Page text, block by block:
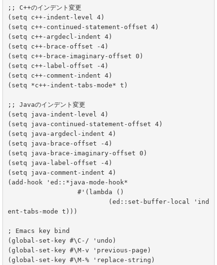
;; C++のインデント変更
(setq c++-indent-level 4)
(setq c++-continued-statement-offset 4)
(setq c++-argdecl-indent 4)
(setq c++-brace-offset -4)
(setq c++-brace-imaginary-offset 0)
(setq c++-label-offset -4)
(setq c++-comment-indent 4)
(setq *c++-indent-tabs-mode* t)
;; Javaのインデント変更
(setq java-indent-level 4)
(setq java-continued-statement-offset 4)
(setq java-argdecl-indent 4)
(setq java-brace-offset -4)
(setq java-brace-imaginary-offset 0)
(setq java-label-offset -4)
(setq java-comment-indent 4)
(add-hook 'ed::*java-mode-hook*
ent-tabs-mode t)))
; Emacs key bind
(global-set-key #\C-/ 'undo)
(global-set-key #\M-v 'previous-page)
(global-set-key #\M-% 'replace-string)